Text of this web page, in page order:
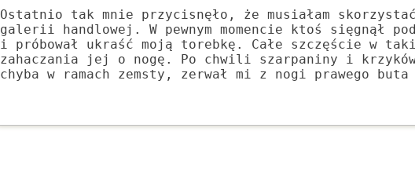
Ostatnio tak mnie przycisnęło, że musiałam
galerii handlowej. W pewnym momencie ktoś sięgnął
i próbował ukraść moją torebkę. Całe szczęście w
zahaczania jej o nogę. Po chwili szarpaniny i
chyba w ramach zemsty, zerwał mi z nogi prawego